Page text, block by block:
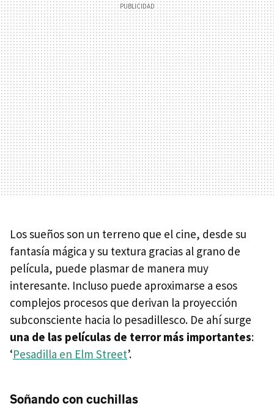
Los sueños son un terreno que el cine, desde su
fantasía mágica y su textura gracias al grano de
película, puede plasmar de manera muy
interesante. Incluso puede aproximarse a esos
complejos procesos que derivan la proyección
subconsciente hacia lo pesadillesco. De ahí surge
una de las películas de terror más importantes:
‘Pesadilla en Elm Street’.
Soñando con cuchillas